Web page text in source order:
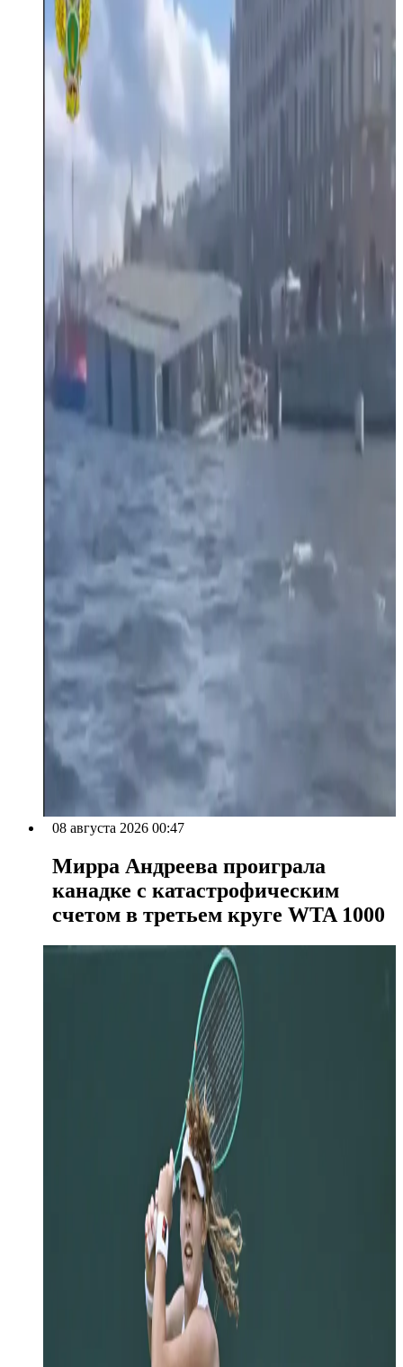
08 августа 2026 00:47
Мирра Андреева проиграла
канадке с катастрофическим
счетом в третьем круге WTA 1000